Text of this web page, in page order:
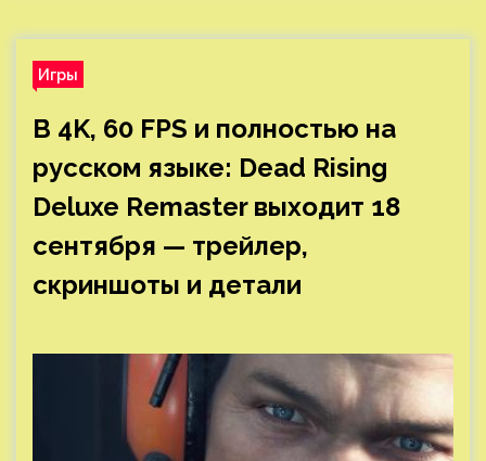
Игры
В 4K, 60 FPS и полностью на
русском языке: Dead Rising
Deluxe Remaster выходит 18
сентября — трейлер,
скриншоты и детали